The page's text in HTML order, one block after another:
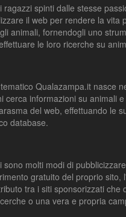
ragazzi spinti dalle stesse
il web per rendere la vita
animali, fornendogli uno
le loro ricerche su
Qualazampa.it nasce
cerca informazioni su animali
del web, effettuando le
database.
sono molti modi di
gratuito del proprio sito,
tra i siti sponsorizzati che
o una vera e propria